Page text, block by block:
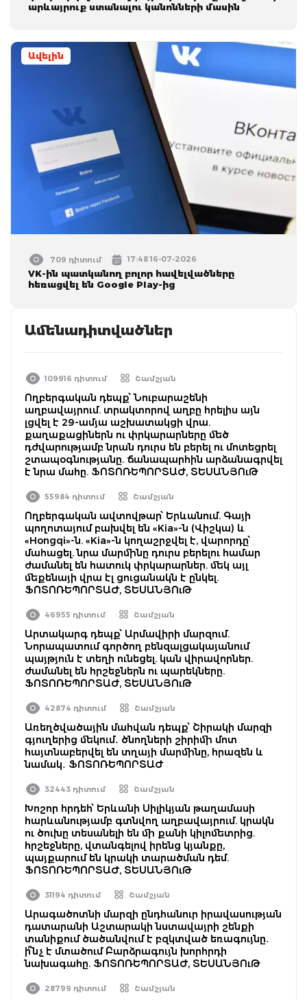
արևայրուք ստանալու կանոնների մասին
Ավելին
709 դիտում 17:48 16-07-2026
VK-ին պատկանող բոլոր հավելվածները
հեռացվել են Google Play-ից
Ամենադիտվածներ
109916 դիտում Շամշյան
Ողբերգական դեպք՝ Նուբարաշենի
աղբավայրում. տրակտորով աղբը հրելիս այն
լցվել է 29-ամյա աշխատակցի վրա.
քաղաքացիներն ու փրկարարները մեծ
դժվարությամբ նրան դուրս են բերել ու մոտեցրել
շտապօգնությանը. ճանապարհին արձանագրվել
է նրա մահը. ՖՈՏՈՌԵՊՈՐՏԱԺ, ՏԵՍԱՆՅՈւԹ
55984 դիտում Շամշյան
Ողբերգական ավտովթար՝ Երևանում. Գայի
պողոտայում բախվել են «Kia»-ն (Վիշկա) և
«Hongqi»-ն. «Kia»-ն կողաշրջվել է, վարորդը՝
մահացել. նրա մարմինը դուրս բերելու համար
ժամանել են հատուկ փրկարարներ. մեկ այլ
մեքենայի վրա էլ ցուցանակն է ընկել.
ՖՈՏՈՌԵՊՈՐՏԱԺ, ՏԵՍԱՆՅՈւԹ
46955 դիտում Շամշյան
Արտակարգ դեպք՝ Արմավիրի մարզում.
Նորապատում գործող բենզալցակայանում
պայթյուն է տեղի ունեցել. կան վիրավորներ.
ժամանել են հրշեջներն ու պարեկները.
ՖՈՏՈՌԵՊՈՐՏԱԺ, ՏԵՍԱՆՅՈւԹ
42874 դիտում Շամշյան
Առեղծվածային մահվան դեպք՝ Շիրակի մարզի
գյուղերից մեկում․ ծնողների շիրիմի մոտ
հայտնաբերվել են տղայի մարմինը, հրազեն և
նամակ․ ՖՈՏՈՌԵՊՈՐՏԱԺ
32443 դիտում Շամշյան
Խոշոր հրդեհ՝ Երևանի Սիլիկյան թաղամասի
հարևանությամբ գտնվող աղբավայրում. կրակն
ու ծուխը տեսանելի են մի քանի կիլոմետրից.
հրշեջները, վտանգելով իրենց կյանքը,
պայքարում են կրակի տարածման դեմ.
ՖՈՏՈՌԵՊՈՐՏԱԺ, ՏԵՍԱՆՅՈւԹ
31194 դիտում Շամշյան
Արագածոտնի մարզի ընդհանուր իրավասության
դատարանի Աշտարակի նստավայրի շենքի
տանիքում ծածանվում է բզկտված եռագույնը․
ի՞նչ է մտածում Բարձրագույն խորհրդի
նախագահը. ՖՈՏՈՌԵՊՈՐՏԱԺ, ՏԵՍԱՆՅՈւԹ
28799 դիտում Շամշյան